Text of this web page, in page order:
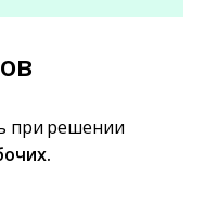
при решении